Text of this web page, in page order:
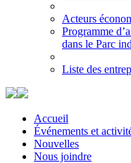
Acteurs
Programme
dans le Parc
Liste des
Accueil
Événements et
Nouvelles
Nous joindre